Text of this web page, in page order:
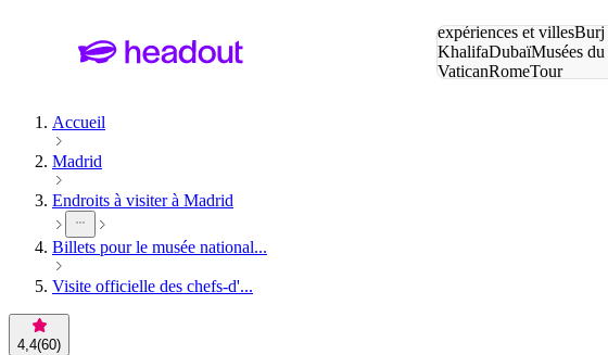
expériences et villesBurj
KhalifaDubaïMusées du
VaticanRomeTour
Accueil
Madrid
Endroits à visiter à Madrid
Billets pour le musée national...
Visite officielle des chefs-d'...
4,4(60)